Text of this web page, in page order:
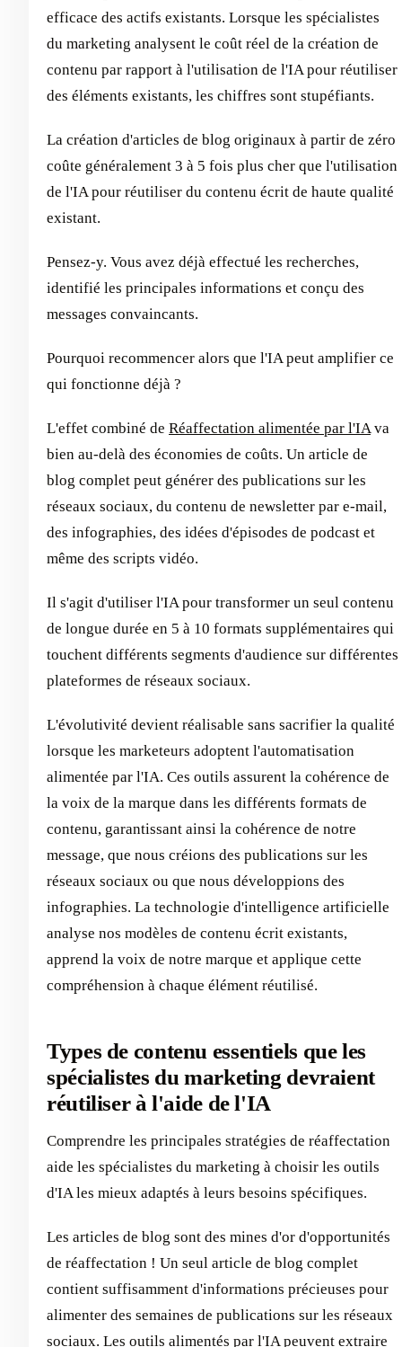
efficace des actifs existants. Lorsque les spécialistes
du marketing analysent le coût réel de la création de
contenu par rapport à l'utilisation de l'IA pour réutiliser
des éléments existants, les chiffres sont stupéfiants.
La création d'articles de blog originaux à partir de zéro
coûte généralement 3 à 5 fois plus cher que l'utilisation
de l'IA pour réutiliser du contenu écrit de haute qualité
existant.
Pensez-y. Vous avez déjà effectué les recherches,
identifié les principales informations et conçu des
messages convaincants.
Pourquoi recommencer alors que l'IA peut amplifier ce
qui fonctionne déjà ?
L'effet combiné de Réaffectation alimentée par l'IA va
bien au-delà des économies de coûts. Un article de
blog complet peut générer des publications sur les
réseaux sociaux, du contenu de newsletter par e-mail,
des infographies, des idées d'épisodes de podcast et
même des scripts vidéo.
Il s'agit d'utiliser l'IA pour transformer un seul contenu
de longue durée en 5 à 10 formats supplémentaires qui
touchent différents segments d'audience sur différentes
plateformes de réseaux sociaux.
L'évolutivité devient réalisable sans sacrifier la qualité
lorsque les marketeurs adoptent l'automatisation
alimentée par l'IA. Ces outils assurent la cohérence de
la voix de la marque dans les différents formats de
contenu, garantissant ainsi la cohérence de notre
message, que nous créions des publications sur les
réseaux sociaux ou que nous développions des
infographies. La technologie d'intelligence artificielle
analyse nos modèles de contenu écrit existants,
apprend la voix de notre marque et applique cette
compréhension à chaque élément réutilisé.
Types de contenu essentiels que les
spécialistes du marketing devraient
réutiliser à l'aide de l'IA
Comprendre les principales stratégies de réaffectation
aide les spécialistes du marketing à choisir les outils
d'IA les mieux adaptés à leurs besoins spécifiques.
Les articles de blog sont des mines d'or d'opportunités
de réaffectation ! Un seul article de blog complet
contient suffisamment d'informations précieuses pour
alimenter des semaines de publications sur les réseaux
sociaux. Les outils alimentés par l'IA peuvent extraire